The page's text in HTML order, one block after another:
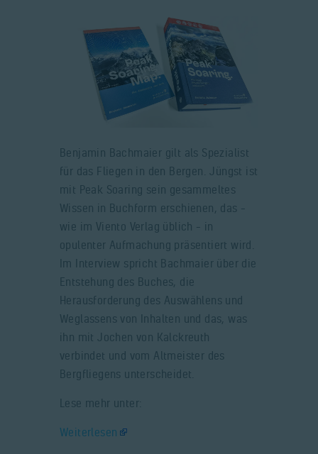
Benjamin Bachmaier gilt als Spezialist
für das Fliegen in den Bergen. Jüngst ist
mit Peak Soaring sein gesammeltes
Wissen in Buchform erschienen, das –
wie im Viento Verlag üblich – in
opulenter Aufmachung präsentiert wird.
Im Interview spricht Bachmaier über die
Entstehung des Buches, die
Herausforderung des Auswählens und
Weglassens von Inhalten und das, was
ihn mit Jochen von Kalckreuth
verbindet und vom Altmeister des
Bergfliegens unterscheidet.
Lese mehr unter:
Weiterlesen